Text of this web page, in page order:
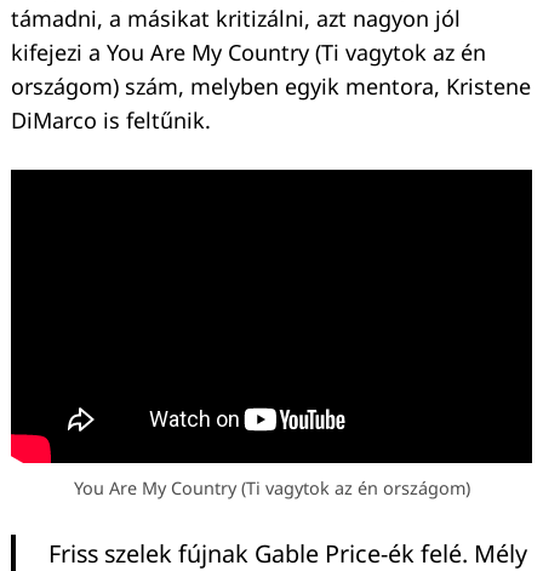
támadni, a másikat kritizálni, azt nagyon jól
kifejezi a You Are My Country (Ti vagytok az én
országom) szám, melyben egyik mentora, Kristene
DiMarco is feltűnik.
You Are My Country (Ti vagytok az én országom)
Friss szelek fújnak Gable Price-ék felé. Mély